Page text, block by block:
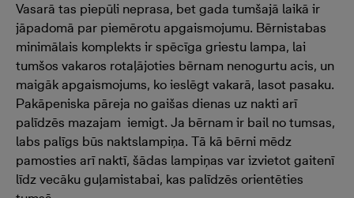
Vasarā tas piepūli neprasa, bet gada tumšajā laikā ir
jāpadomā par piemērotu apgaismojumu. Bērnistabas
minimālais komplekts ir spēcīga griestu lampa, lai
tumšos vakaros rotaļājoties bērnam nenogurtu acis, un
maigāk apgaismojums, ko ieslēgt vakarā, lasot pasaku.
Pakāpeniska pāreja no gaišas dienas uz nakti arī
palīdzēs mazajam iemigt. Ja bērnam ir bail no tumsas,
labs palīgs būs naktslampiņa. Tā kā bērni mēdz
pamosties arī naktī, šādas lampiņas var izvietot gaitenī
līdz vecāku guļamistabai, kas palīdzēs orientēties